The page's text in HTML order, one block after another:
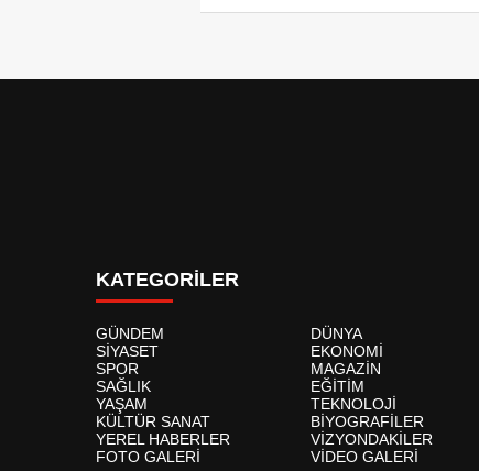
KATEGORİLER
GÜNDEM
DÜNYA
SİYASET
EKONOMİ
SPOR
MAGAZİN
SAĞLIK
EĞİTİM
YAŞAM
TEKNOLOJİ
KÜLTÜR SANAT
BİYOGRAFİLER
YEREL HABERLER
VİZYONDAKİLER
FOTO GALERİ
VİDEO GALERİ